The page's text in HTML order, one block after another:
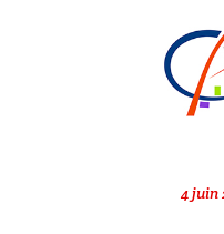
PONT-
4 juin